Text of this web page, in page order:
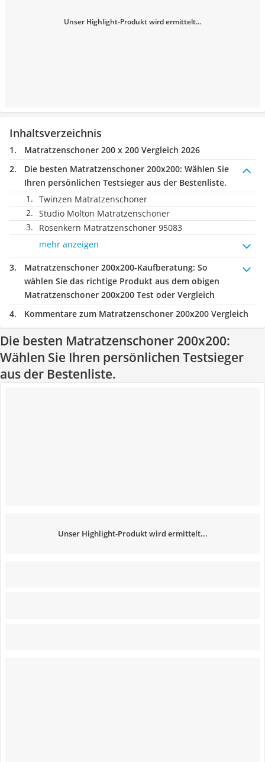
Unser Highlight-Produkt wird ermittelt...
Inhaltsverzeichnis
Matratzenschoner 200 x 200 Vergleich 2026
Die besten Matratzenschoner 200x200: Wählen Sie
Ihren persönlichen Testsieger aus der Bestenliste.
Twinzen Matratzenschoner
Studio Molton Matratzenschoner
Rosenkern Matratzenschoner 95083
mehr anzeigen
Matratzenschoner 200x200-Kaufberatung: So
wählen Sie das richtige Produkt aus dem obigen
Matratzenschoner 200x200 Test oder Vergleich
Kommentare zum Matratzenschoner 200x200 Vergleich
Die besten Matratzenschoner 200x200:
Wählen Sie Ihren persönlichen Testsieger
aus der Bestenliste.
Unser Highlight-Produkt wird ermittelt...